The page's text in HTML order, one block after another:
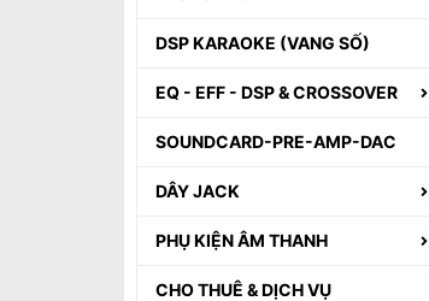
DSP KARAOKE (VANG SỐ)
EQ - EFF - DSP & CROSSOVER
SOUNDCARD-PRE-AMP-DAC
DÂY JACK
PHỤ KIỆN ÂM THANH
CHO THUÊ & DỊCH VỤ